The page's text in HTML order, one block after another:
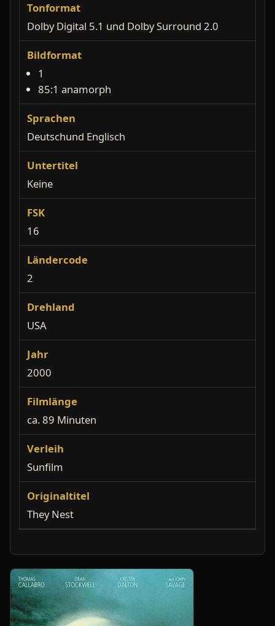
Tonformat
Dolby Digital 5.1 und Dolby Surround 2.0
Bildformat
1
85:1 anamorph
Sprachen
Deutschund Englisch
Untertitel
Keine
FSK
16
Ländercode
2
Drehland
USA
Jahr
2000
Filmlänge
ca. 89 Minuten
Verleih
Sunfilm
Originaltitel
They Nest